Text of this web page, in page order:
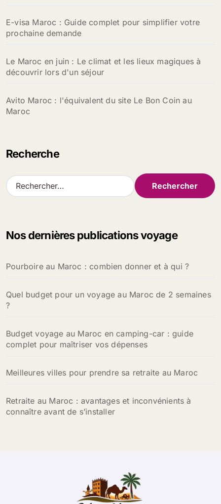
E-visa Maroc : Guide complet pour simplifier votre
prochaine demande
Le Maroc en juin : Le climat et les lieux magiques à
découvrir lors d'un séjour
Avito Maroc : l'équivalent du site Le Bon Coin au
Maroc
Recherche
R
e
r
e
:
Nos dernières publications voyage
Pourboire au Maroc : combien donner et à qui ?
Quel budget pour un voyage au Maroc de 2 semaines
?
Budget voyage au Maroc en camping-car : guide
complet pour maîtriser vos dépenses
Meilleures villes pour prendre sa retraite au Maroc
Retraite au Maroc : avantages et inconvénients à
connaître avant de s’installer